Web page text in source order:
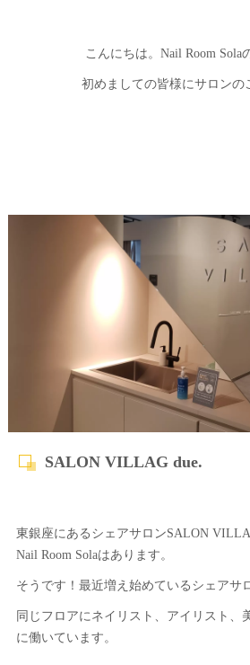
こんにちは。Nail Room Sola
初めましての皆様にサロンの
SALON VILLAG due.
東銀座にあるシェアサロンSALON
Nail Room Solaはあります。
そうです！最近増え始めているシェアサ
同じフロアにネイリスト、アイリスト、
に働いています。